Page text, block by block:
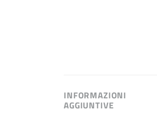
INFORMAZIONI
AGGIUNTIVE